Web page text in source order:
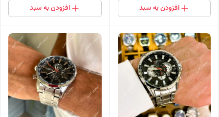
افزودن به سبد افزودن به سبد